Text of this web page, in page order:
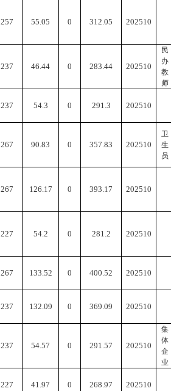
257 55.05 0 312.05 202510
237 46.44 0 283.44 202510
民
办
教
师
237 54.3 0 291.3 202510
267 90.83 0 357.83 202510
卫
生
员
267 126.17 0 393.17 202510
227 54.2 0 281.2 202510
267 133.52 0 400.52 202510
237 132.09 0 369.09 202510
237 54.57 0 291.57 202510
集
体
企
业
227 41.97 0 268.97 202510